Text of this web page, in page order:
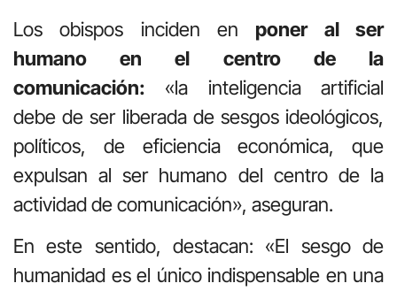
Los obispos inciden en poner al ser
humano en el centro de la
comunicación: «la inteligencia artificial
debe de ser liberada de sesgos ideológicos,
políticos, de eficiencia económica, que
expulsan al ser humano del centro de la
actividad de comunicación», aseguran.
En este sentido, destacan: «El sesgo de
humanidad es el único indispensable en una